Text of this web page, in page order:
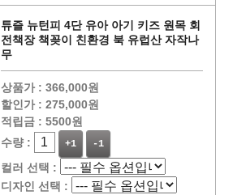
튜즐 뉴턴피 4단 유아 아기 키즈 원목 회
전책장 책꽂이 친환경 북 유럽산 자작나
무
상품가 : 366,000원
할인가 : 275,000원
적립금 : 5500원
수량 :
+1 -1
컬러 선택 :
디자인 선택 :